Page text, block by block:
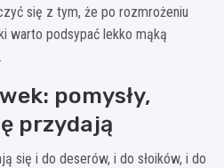
się z tym, że po rozmrożeniu
warto podsypać lekko mąką
pomysły,
przydają
się i do deserów, i do słoików, i do